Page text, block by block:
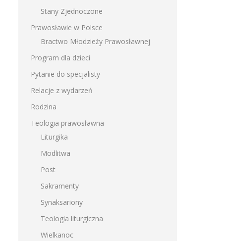
Stany Zjednoczone
Prawosławie w Polsce
Bractwo Młodzieży Prawosławnej
Program dla dzieci
Pytanie do specjalisty
Relacje z wydarzeń
Rodzina
Teologia prawosławna
Liturgika
Modlitwa
Post
Sakramenty
Synaksariony
Teologia liturgiczna
Wielkanoc